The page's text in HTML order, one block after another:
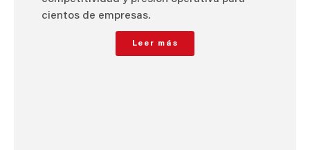
cientos de empresas.
Leer más